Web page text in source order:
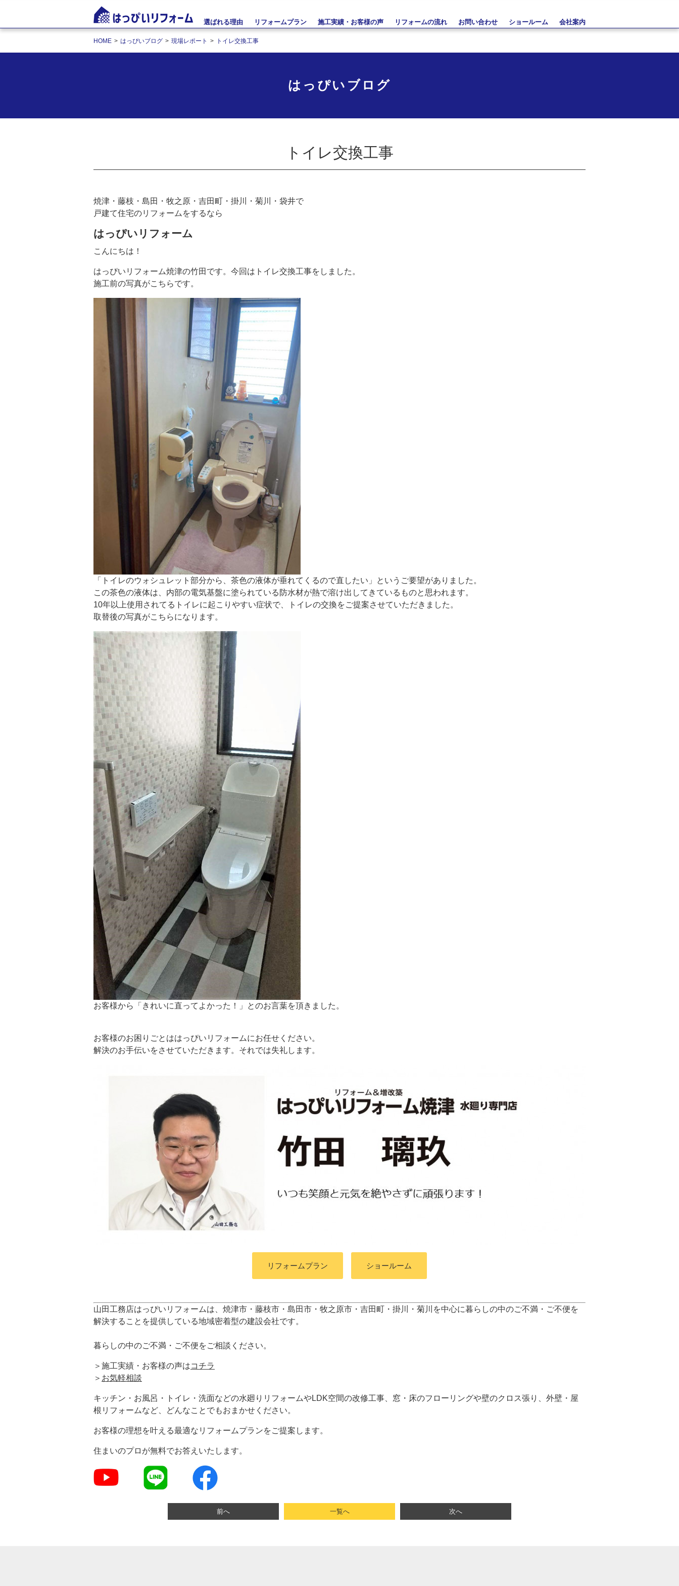
選ばれる理由 リフォームプラン 施工実績・お客様の声 リフォームの流れ お問い合わせ ショールーム 会社案内
HOME はっぴいブログ 現場レポート トイレ交換工事
はっぴいブログ
トイレ交換工事
焼津・藤枝・島田・牧之原・吉田町・掛川・菊川・袋井で
戸建て住宅のリフォームをするなら
はっぴいリフォーム
こんにちは！
はっぴいリフォーム焼津の竹田です。今回はトイレ交換工事をしました。
施工前の写真がこちらです。
「トイレのウォシュレット部分から、茶色の液体が垂れてくるので直したい」というご要望がありました。
この茶色の液体は、内部の電気基盤に塗られている防水材が熱で溶け出してきているものと思われます。
10年以上使用されてるトイレに起こりやすい症状で、
トイレの交換をご提案させていただきました。
取替後の写真がこちらになります。
お客様から「きれいに直ってよかった！」とのお言葉を頂きました。
お客様のお困りごとははっぴいリフォームにお任せください。
解決のお手伝いをさせていただきます。 それでは失礼します。
リフォームプラン ショールーム
山田工務店はっぴいリフォームは、焼津市・藤枝市・島田市・牧之原市・吉田町 ・掛川・菊川
を中心に暮らしの中のご不満・ご不便を
解決することを提供している地域密着型の建設会社です。
暮らしの中のご不満・ご不便をご相談ください。
＞施工実績・お客様の声はコチラ
＞ お気軽相談
キッチン・お風呂・トイレ・洗面などの水廻りリフォームやLDK空間の改修工事、窓・床のフローリングや壁のクロス張り、外壁・屋
根リフォームなど、どんなことでもおまかせください。
お客様の理想を叶える最適なリフォームプランをご提案します。
住まいのプロが無料でお答えいたします。
前へ 一覧へ 次へ